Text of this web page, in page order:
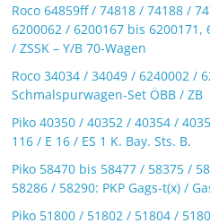
Roco 64859ff / 74818 / 74188 /
6200062 / 6200167 bis 6200171,
/ ZSSK – Y/B 70-Wagen
Roco 34034 / 34049 / 6240002 /
Schmalspurwagen-Set ÖBB / ZB
Piko 40350 / 40352 / 40354 /
116 / E 16 / ES 1 K. Bay. Sts. B.
Piko 58470 bis 58477 / 58375 /
58286 / 58290: PKP Gags-t(x) /
Piko 51800 / 51802 / 51804 /